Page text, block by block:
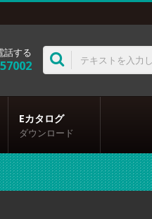
話する
Eカタログ
ダウンロード